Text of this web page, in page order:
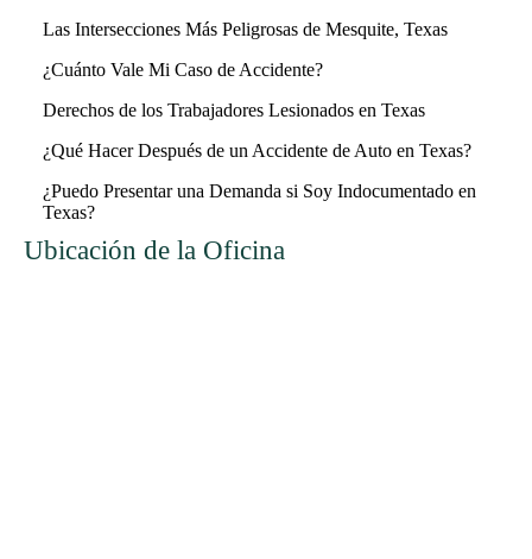
Las Intersecciones Más Peligrosas de Mesquite, Texas
¿Cuánto Vale Mi Caso de Accidente?
Derechos de los Trabajadores Lesionados en Texas
¿Qué Hacer Después de un Accidente de Auto en Texas?
¿Puedo Presentar una Demanda si Soy Indocumentado en
Texas?
Ubicación de la Oficina